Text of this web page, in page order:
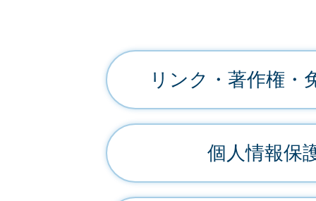
リンク・著作権・
個人情報保